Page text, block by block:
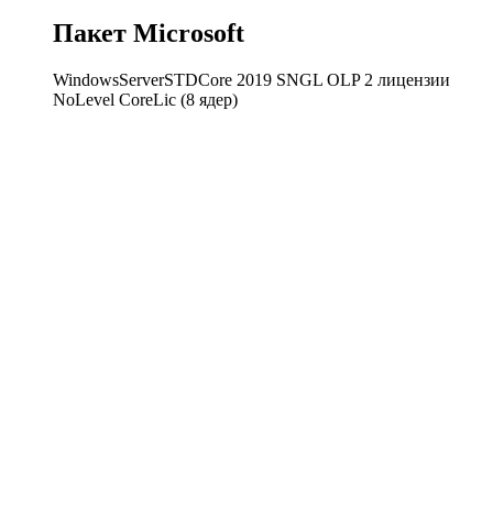
Пакет Microsoft
WindowsServerSTDCore 2019 SNGL OLP 2 лицензии
NoLevel CoreLic (8 ядер)